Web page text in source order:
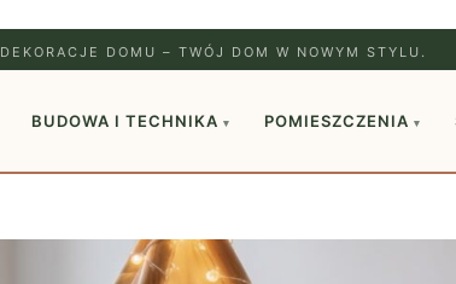
DEKORACJE DOMU – TWÓJ DOM W NOWYM STYLU.
BUDOWA I TECHNIKA ▾ POMIESZCZENIA ▾